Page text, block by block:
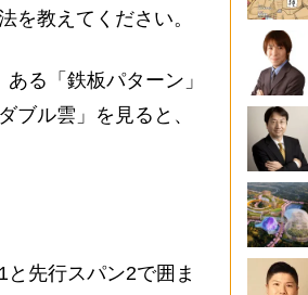
を教えてください。
る「鉄板パターン」
ブル雲」を見ると、
先行スパン2で囲ま